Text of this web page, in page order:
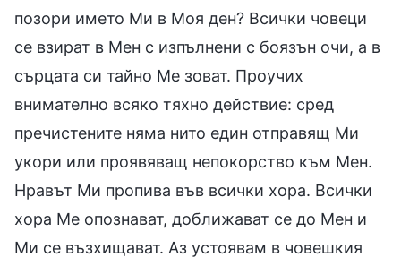
позори името Ми в Моя ден? Всички човеци
се взират в Мен с изпълнени с боязън очи, а в
сърцата си тайно Ме зоват. Проучих
внимателно всяко тяхно действие: сред
пречистените няма нито един отправящ Ми
укори или проявяващ непокорство към Мен.
Нравът Ми пропива във всички хора. Всички
хора Ме опознават, доближават се до Мен и
Ми се възхищават. Аз устоявам в човешкия